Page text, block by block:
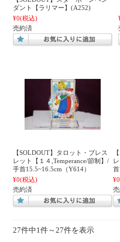
ダント【ラリマー】(A252)
¥0(税込)
売約済
【SOLDOUT】タロット・ブレス
レット【１４,Temperance/節制】/
手首15.5~16.5cm（Y614）
¥0(税込)
売約済
¥0
27件中1件～27件を表示